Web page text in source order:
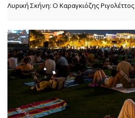
Λυρική Σκήνη: Ο Καραγκιόζης Ριγολέττος